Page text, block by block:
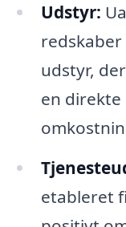
Udstyr:
udstyr,
en direkte
etableret